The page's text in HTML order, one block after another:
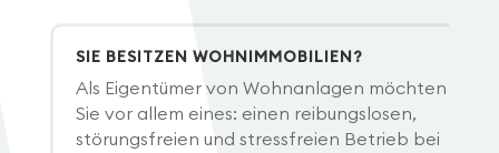
SIE BESITZEN WOHNIMMOBILIEN?
Als Eigentümer von Wohnanlagen möchten
Sie vor allem eines: einen reibungslosen,
störungsfreien und stressfreien Betrieb bei